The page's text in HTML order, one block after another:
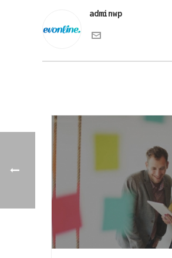
adminwp